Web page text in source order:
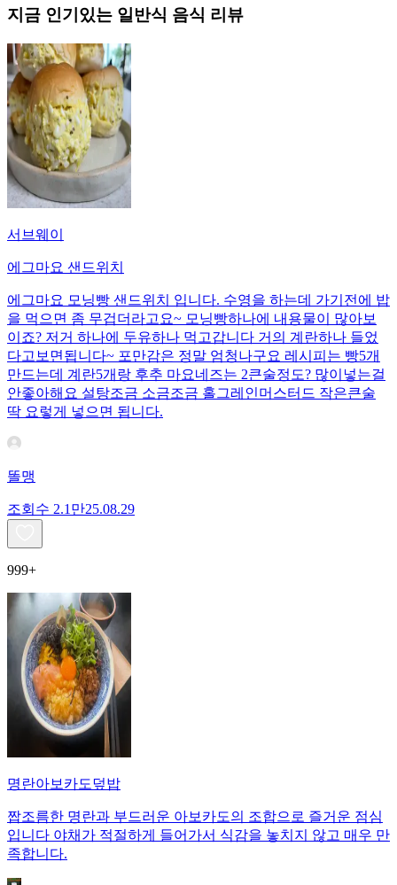
지금 인기있는 일반식 음식 리뷰
서브웨이
에그마요 샌드위치
에그마요 모닝빵 샌드위치 입니다. 수영을 하는데 가기전에 밥
을 먹으면 좀 무겁더라고요~ 모닝빵하나에 내용물이 많아보
이죠? 저거 하나에 두유하나 먹고갑니다 거의 계란하나 들었
다고보면됩니다~ 포만감은 정말 엄청나구요 레시피는 빵5개
만드는데 계란5개랑 후추 마요네즈는 2큰술정도? 많이넣는걸
안좋아해요 설탕조금 소금조금 홀그레인머스터드 작은큰술
딱 요렇게 넣으면 됩니다.
똘맹
조회수 2.1만25.08.29
999+
명란아보카도덮밥
짭조름한 명란과 부드러운 아보카도의 조합으로 즐거운 점심
입니다 야채가 적절하게 들어가서 식감을 놓치지 않고 매우 만
족합니다.